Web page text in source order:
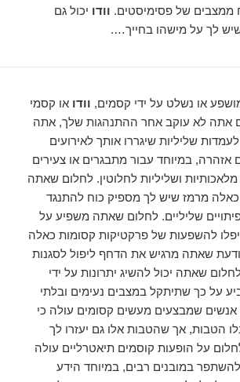
ממצבים של פסימיסטים. וודו יכול גם
לך על מישהו בחייך….
או נשלט על ידי קסמים, וודו או קסמי
אתה לא עוקב אחר ההתנהגות שלך, אתה
שליליות שיגררו אותך לאירועים
אזהרה, במיוחד עבור מתבגרים או צעירים
ושליליות לחלוטין. לחלום שאתה
מרמז שיש לך מספיק כוח להתנגד
שליליים. לחלום שאתה משפיע על
להשפעות של פרקטיקות קסומות כאלה
שאתה מרגיש את הדחף ליפול לסגנות
לחלום שאתה יכול להשיג יתרונות על ידי
על כך שתיתקל במצבים נעימים ובלתי
אנשים שמבצעים מעשים קסומים עולה כי
הטבות, אך שהטבות אלו גם יעזרו לך
על הופעות קוסמים תיאטרליים עולה
להשתפר במובנים רבים, במיוחד הידע